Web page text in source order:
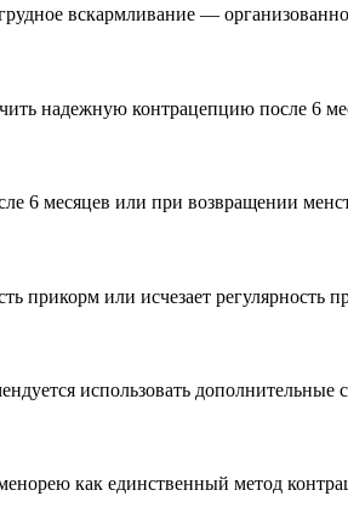
вскармливание —
надежную контрацепцию после 6
6 месяцев или при возвращении
прикорм или исчезает регулярность
использовать дополнительные
как единственный метод